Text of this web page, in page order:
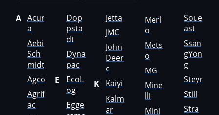
International
Iran Khodro
Isuzu
Iveco
Jac
A Acur
a
Aebi
Sch
midt
Agco
Agrif
ac
Dop
psta
dt
Dyna
pac
E
EcoL
og
Egge
Jetta
JMC
John
Deer
e
K
Kaiyi
Kalm
ar
Merl
o
Mets
o
MG
Mine
lli
Mini
Soue
ast
Ssan
gYon
g
Steyr
Still
Stra